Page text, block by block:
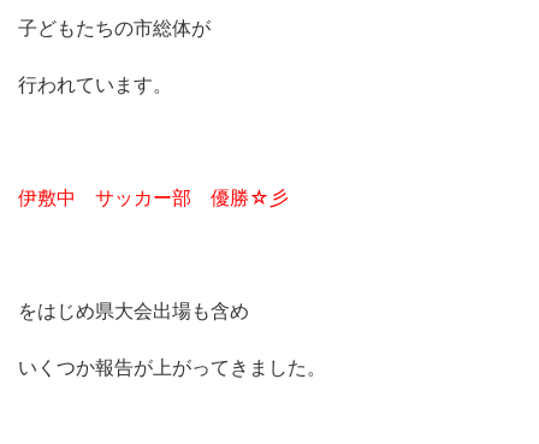
子どもたちの市総体が
行われています。
伊敷中 サッカー部 優勝☆彡
をはじめ県大会出場も含め
いくつか報告が上がってきました。